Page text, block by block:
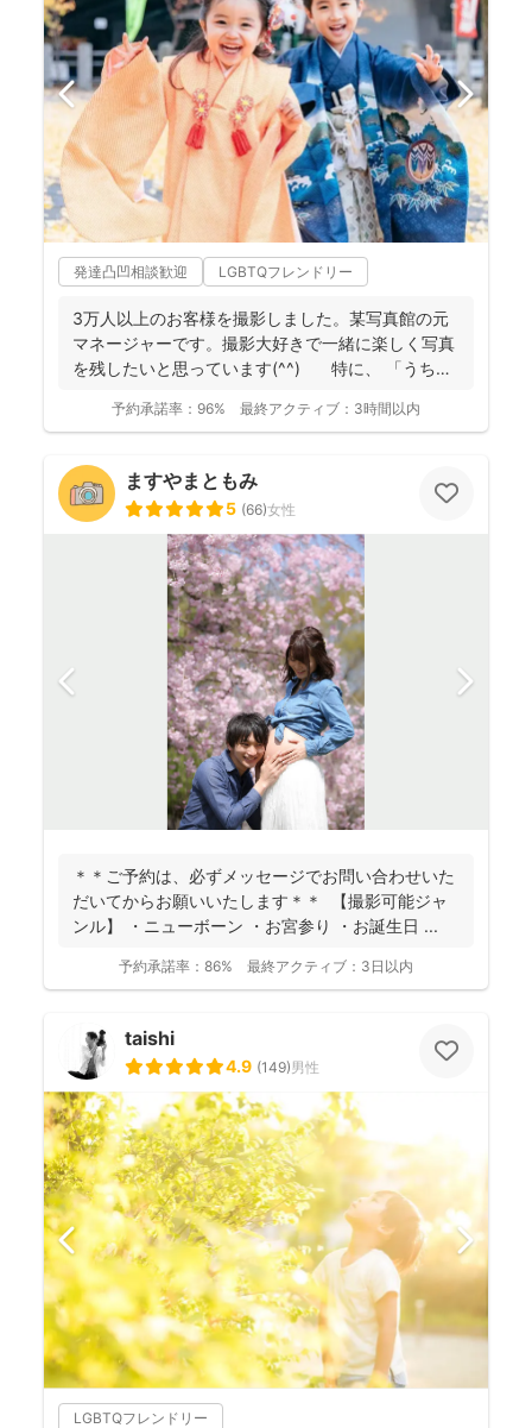
発達凸凹相談歓迎 LGBTQフレンドリー
3万人以上のお客様を撮影しました。某写真館の元
マネージャーです。撮影大好きで一緒に楽しく写真
を残したいと思っています(^^) 特に、 「うち
予約承諾率： 96% 最終アクティブ： 3時間以内
ますやまともみ
5 (66)女性
＊＊ご予約は、必ずメッセージでお問い合わせいた
だいてからお願いいたします＊＊ 【撮影可能ジャ
ンル】 ・ニューボーン ・お宮参り ・お誕生日 ...
予約承諾率： 86% 最終アクティブ： 3日以内
taishi
4.9 (149)男性
LGBTQフレンドリー